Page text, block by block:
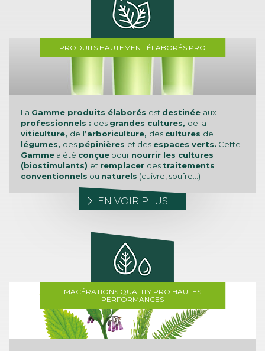
PRODUITS HAUTEMENT ÉLABORÉS PRO
La Gamme produits élaborés est destinée aux
professionnels : des grandes cultures, de la
viticulture, de l’arboriculture, des cultures de
légumes, des pépinières et des espaces verts. Cette
Gamme a été conçue pour nourrir les cultures
(biostimulants) et remplacer des traitements
conventionnels ou naturels (cuivre, soufre…)
EN VOIR PLUS
MACÉRATIONS QUALITY PRO HAUTES
PERFORMANCES